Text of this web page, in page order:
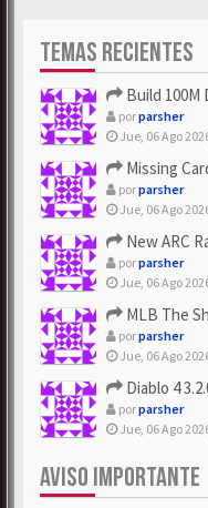
TEMAS RECIENTES
Build 100M DPS
porparsher
Jue, 06 Ago
Missing Cards?
porparsher
Jue, 06 Ago
New ARC
porparsher
Jue, 06 Ago
MLB The Show
porparsher
Jue, 06 Ago
Diablo 4 3.2.0
porparsher
Jue, 06 Ago
AVISO IMPORTANTE